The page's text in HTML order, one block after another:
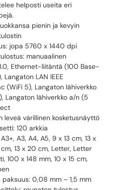
helposti useita eri
pienin ja kevyin
jopa 5760 x 1440 dpi
manuaalinen
Ethernet-liitäntä (100 Base-
Langaton LAN IEEE
(WiFi 5), Langaton lähiverkko
Langaton lähiverkko a/n (5
leveä värillinen kosketusnäyttö
120 arkkia
A3, A4, A5, 9 x 13 cm, 13 x
13 x 20 cm, Letter, Letter
100 x 148 mm, 10 x 15 cm,
0,08 mm – 1,5 mm